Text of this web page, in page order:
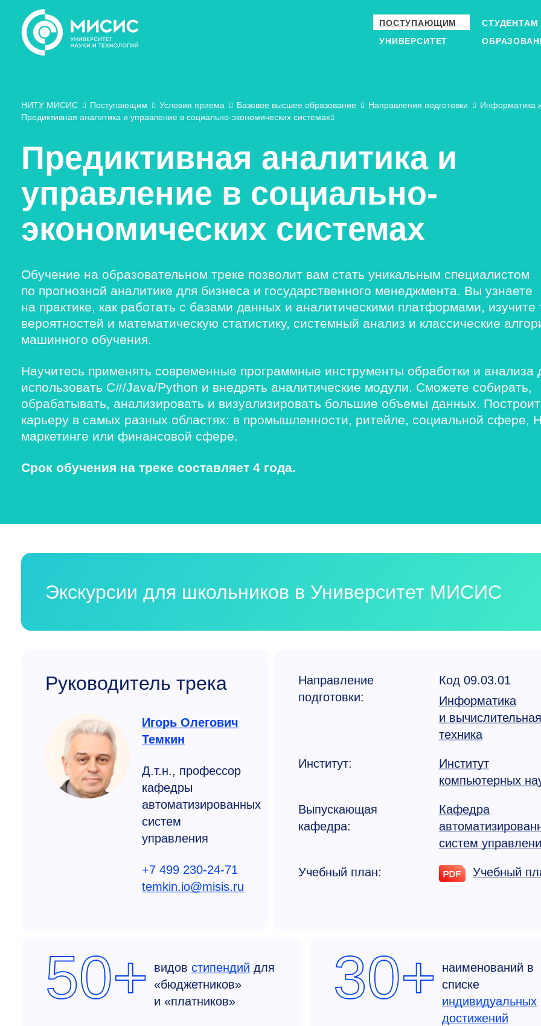
ПОСТУПАЮЩИМ
СТУДЕНТАМ
УНИВЕРСИТЕТ
НИТУ МИСИС Поступающим Условия приема Базовое высшее образование Направления подготовки
Информатика
Предиктивная аналитика и управление в социально-экономических системах
Предиктивная аналитика и
управление в социально-
экономических системах
Обучение на образовательном треке позволит вам стать уникальным специалистом
по прогнозной аналитике для бизнеса и государственного менеджмента. Вы узнаете
на практике, как работать с базами данных и аналитическими платформами,
вероятностей и математическую статистику, системный анализ и классические
машинного обучения.
Научитесь применять современные программные инструменты обработки и анализа
использовать C#/Java/Python и внедрять аналитические модули. Сможете собирать,
обрабатывать, анализировать и визуализировать большие объемы данных.
карьеру в самых разных областях: в промышленности, ритейле, социальной сфере,
маркетинге или финансовой сфере.
Срок обучения на треке составляет 4 года.
Экскурсии для школьников в Университет МИСИС
Руководитель трека
Игорь Олегович
Темкин
Д.т.н., профессор
кафедры
автоматизированных
систем
управления
+7 499 230-24-71
temkin.io@misis.ru
Направление
подготовки:
Код 09.03.01
Информатика
и вычислительная
техника
Институт:
Институт
компьютерных
Выпускающая
кафедра:
Кафедра
систем
Учебный план: Учебный
50+ видов стипендий для
«бюджетников»
и «платников»
30+
наименований в
списке
индивидуальных
достижений